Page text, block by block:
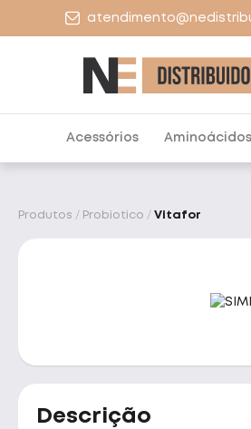
Acessórios Aminoácidos
Produtos Probiotico Vitafor
Descrição